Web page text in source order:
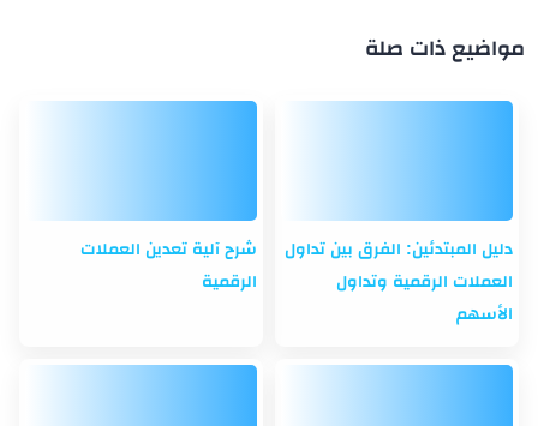
مواضيع ذات صلة
دليل المبتدئين: الفرق بين تداول
العملات الرقمية وتداول
الأسهم
شرح آلية تعدين العملات
الرقمية